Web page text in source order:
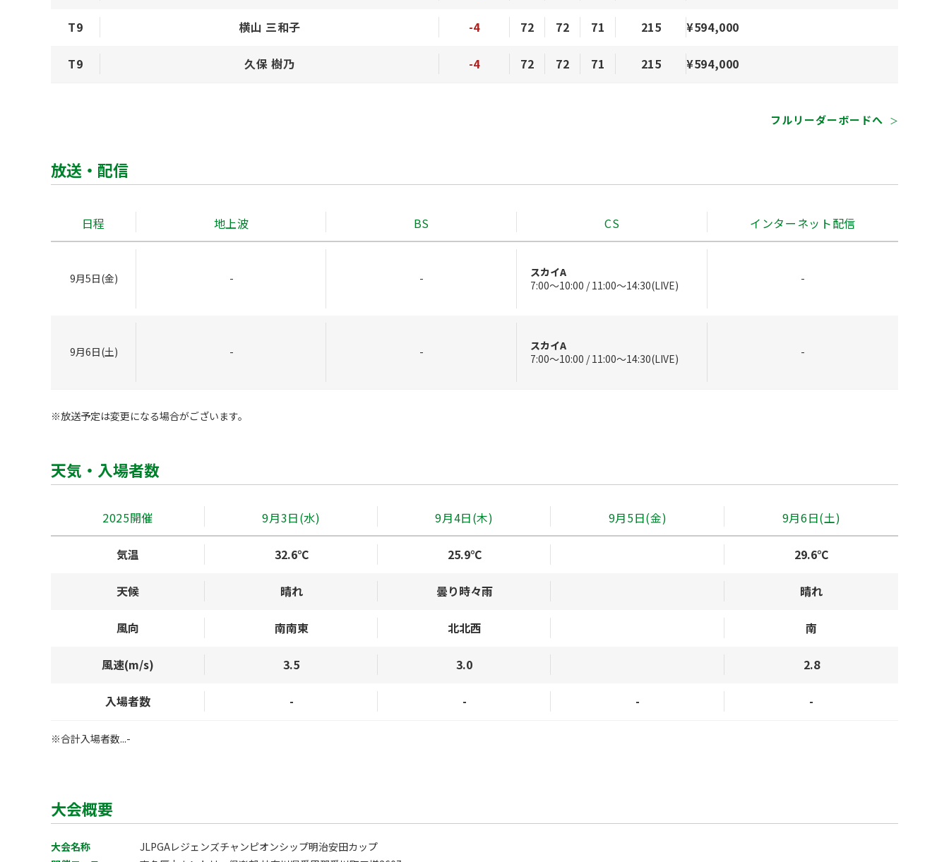
T9 横山 三和子 -4 72 72 71 215 ¥594,000
T9 久保 樹乃 -4 72 72 71 215 ¥594,000
フルリーダーボードへ ＞
放送・配信
日程 地上波 BS CS インターネット配信
9月5日(金) - -
スカイA
7:00～10:00 / 11:00～14:30(LIVE)
-
9月6日(土) - -
スカイA
7:00～10:00 / 11:00～14:30(LIVE)
-
※放送予定は変更になる場合がございます。
天気・入場者数
2025開催 9月3日(水) 9月4日(木) 9月5日(金) 9月6日(土)
気温 32.6℃ 25.9℃ 29.6℃
天候 晴れ 曇り時々雨 晴れ
風向 南南東 北北西 南
風速(m/s) 3.5 3.0 2.8
入場者数 - - - -
※合計入場者数...-
大会概要
大会名称
JLPGAレジェンズチャンピオンシップ明治安田カップ